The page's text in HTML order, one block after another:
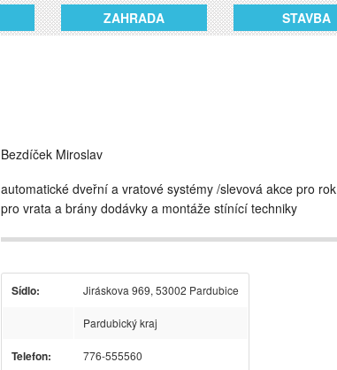
ZAHRADA STAVBA
Bezdíček Miroslav
automatické dveřní a vratové systémy /slevová akce pro
pro vrata a brány dodávky a montáže stínící techniky
Sídlo: Jiráskova 969, 53002 Pardubice
Pardubický kraj
Telefon: 776-555560